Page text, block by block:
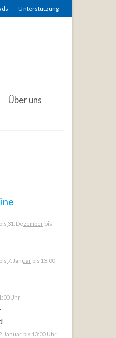
Unterstützung
Über uns
bis 31. Dezember bis
bis 7. Januar bis 13:00
Uhr
Januar bis 13:00 Uhr